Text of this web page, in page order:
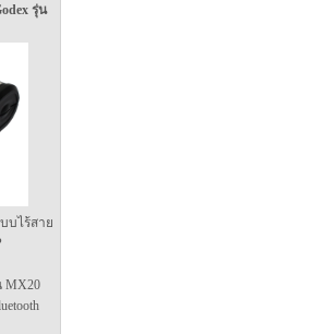
รุ่น
บไร้สาย
MX20